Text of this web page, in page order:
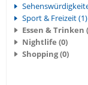
Sport & Freizeit (1)
Essen & Trinken
Nightlife (0)
Shopping (0)